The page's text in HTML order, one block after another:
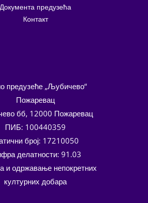
Документа предузећа
Контакт
предузеће „Љубичево“
Пожаревац
бб, 12000 Пожаревац
ПИБ: 100440359
број: 17210050
делатности: 91.03
и одржавање непокретних
културних добара